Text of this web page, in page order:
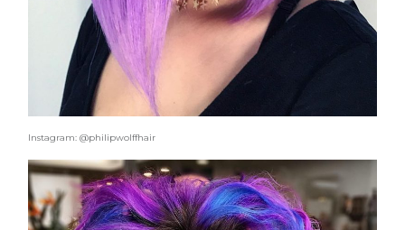
Instagram: @philipwolffhair
presenta THE BEAUTY &
WELLNESS CONGRESS 2022: I
TEMI
DYSON
Dyson presenta la nuova collezione
pervinca e rosé per Natale
COTRIL
Continua la carrellata di look firmati
Cotril alla Festa del Cinema di Roma